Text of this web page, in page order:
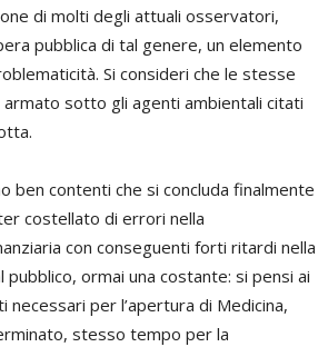
di molti degli attuali osservatori,
pubblica di tal genere, un elemento
Si consideri che le stesse
sotto gli agenti ambientali citati
ben contenti che si concluda finalmente
costellato di errori nella
con conseguenti forti ritardi nella
pubblico, ormai una costante: si pensi ai
necessari per l’apertura di Medicina,
stesso tempo per la